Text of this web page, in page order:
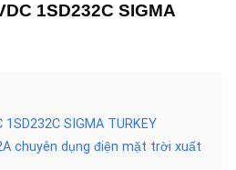
1SD232C SIGMA
1SD232C SIGMA TURKEY
chuyên dụng điện mặt trời xuất